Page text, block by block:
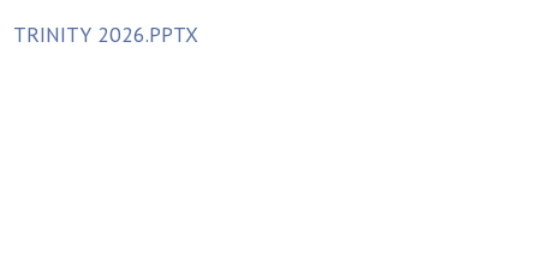
TRINITY 2026.PPTX